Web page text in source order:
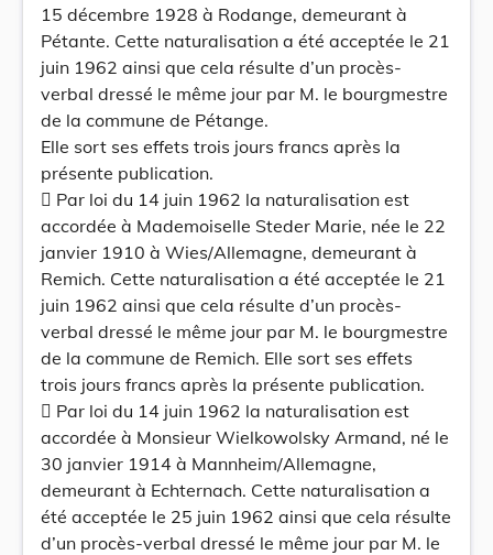
15 décembre 1928 à Rodange, demeurant à
Pétante. Cette naturalisation a été acceptée le 21
juin 1962 ainsi que cela résulte d’un procès-
verbal dressé le même jour par M. le bourgmestre
de la commune de Pétange.
Elle sort ses effets trois jours francs après la
présente publication.
 Par loi du 14 juin 1962 la naturalisation est
accordée à Mademoiselle Steder Marie, née le 22
janvier 1910 à Wies/Allemagne, demeurant à
Remich. Cette naturalisation a été acceptée le 21
juin 1962 ainsi que cela résulte d’un procès-
verbal dressé le même jour par M. le bourgmestre
de la commune de Remich. Elle sort ses effets
trois jours francs après la présente publication.
 Par loi du 14 juin 1962 la naturalisation est
accordée à Monsieur Wielkowolsky Armand, né le
30 janvier 1914 à Mannheim/Allemagne,
demeurant à Echternach. Cette naturalisation a
été acceptée le 25 juin 1962 ainsi que cela résulte
d’un procès-verbal dressé le même jour par M. le